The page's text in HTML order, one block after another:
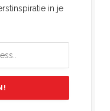
in je